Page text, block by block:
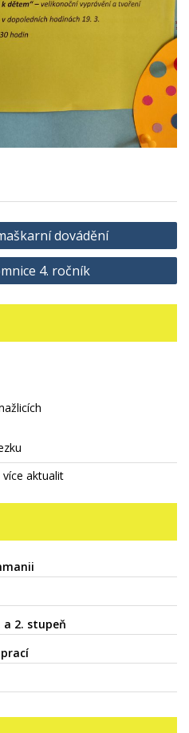
dovádění
4. ročník
aktualit
a 2. stupeň